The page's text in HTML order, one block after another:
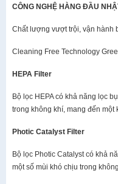
CÔNG NGHỆ HÀNG ĐẦU
Chất lượng vượt trội, vận hành
Cleaning Free Technology
HEPA Filter
Bộ lọc HEPA có khả năng lọc
trong không khí, mang đến một
Photic Catalyst Filter
Bộ lọc Photic Catalyst có khả
một số mùi khó chịu trong